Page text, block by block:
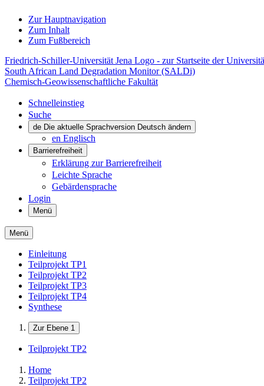
Zur Hauptnavigation
Zum Inhalt
Zum Fußbereich
Friedrich-Schiller-Universität Jena Logo - zur Startseite der
South African Land Degradation Monitor (SALDi)
Chemisch-Geowissenschaftliche Fakultät
Schnelleinstieg
Suche
de Die aktuelle Sprachversion Deutsch ändern
en Englisch
Barrierefreiheit
Erklärung zur Barrierefreiheit
Leichte Sprache
Gebärdensprache
Login
Menü
Menü
Einleitung
Teilprojekt TP1
Teilprojekt TP2
Teilprojekt TP3
Teilprojekt TP4
Synthese
Zur Ebene 1
Teilprojekt TP2
Home
Teilprojekt TP2